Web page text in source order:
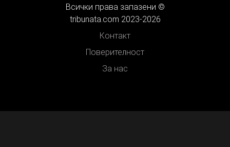
Всички права запазени ©
tribunata.com 2023-2026
Контакт
Поверителност
За нас